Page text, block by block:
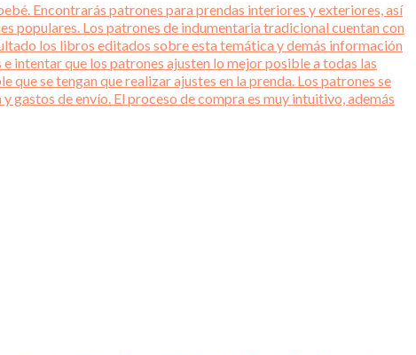
Encontrarás patrones para prendas interiores y exteriores, así
populares. Los patrones de indumentaria tradicional cuentan con
los libros editados sobre esta temática y demás información
intentar que los patrones ajusten lo mejor posible a todas las
que se tengan que realizar ajustes en la prenda. Los patrones se
gastos de envío. El proceso de compra es muy intuitivo, además